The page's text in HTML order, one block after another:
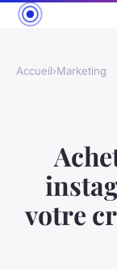
Accueil›Marketing
votre